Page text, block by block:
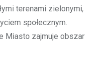
terenami zielonymi,
społecznym.
Miasto zajmuje obszar